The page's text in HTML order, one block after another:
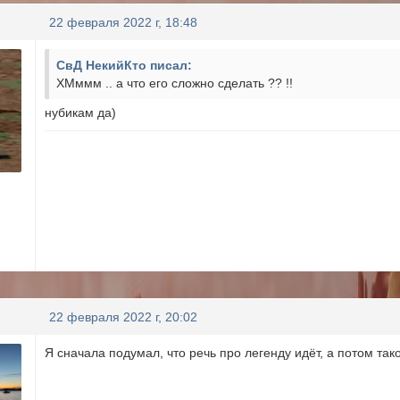
22 февраля 2022 г, 18:48
СвД НекийКто писал:
ХМммм .. а что его сложно сделать ?? !!
нубикам да)
22 февраля 2022 г, 20:02
Я сначала подумал, что речь про легенду идёт, а потом